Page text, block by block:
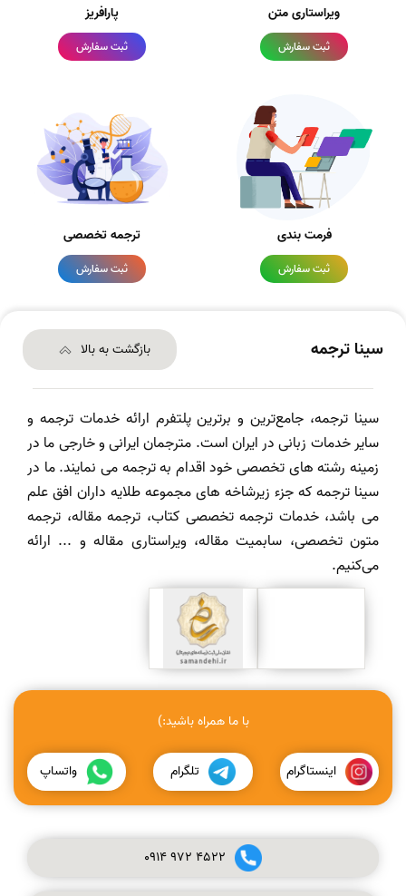
ویراستاری متن
ثبت سفارش
پارافریز
ثبت سفارش
فرمت بندی
ثبت سفارش
ترجمه تخصصی
ثبت سفارش
سینا ترجمه بازگشت به بالا
سینا ترجمه، جامع‌ترین و برترین پلتفرم ارائه خدمات ترجمه و
سایر خدمات زبانی در ایران است. مترجمان ایرانی و خارجی ما در
زمینه رشته های تخصصی خود اقدام به ترجمه می نمایند. ما در
سینا ترجمه که جزء زیرشاخه های مجموعه طلایه داران افق علم
می باشد، خدمات ترجمه تخصصی کتاب، ترجمه مقاله، ترجمه
متون تخصصی، سابمیت مقاله، ویراستاری مقاله و ... ارائه
می‌کنیم.
با ما همراه باشید:)
اینستاگرام تلگرام واتساپ
0914972 4522